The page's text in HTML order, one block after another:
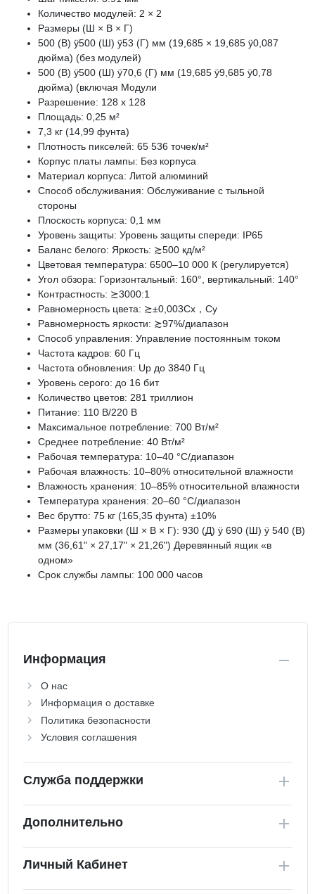
Количество модулей: 2 × 2
Размеры (Ш × В × Г)
500 (В) ÿ500 (Ш) ÿ53 (Г) мм (19,685 × 19,685 ÿ0,087
дюйма) (без модулей)
500 (В) ÿ500 (Ш) ÿ70,6 (Г) мм (19,685 ÿ9,685 ÿ0,78
дюйма) (включая Модули
Разрешение: 128 x 128
Площадь: 0,25 м²
7,3 кг (14,99 фунта)
Плотность пикселей: 65 536 точек/м²
Корпус платы лампы: Без корпуса
Материал корпуса: Литой алюминий
Способ обслуживания: Обслуживание с тыльной
стороны
Плоскость корпуса: 0,1 мм
Уровень защиты: Уровень защиты спереди: IP65
Баланс белого: Яркость: ≿500 кд/м²
Цветовая температура: 6500–10 000 К (регулируется)
Угол обзора: Горизонтальный: 160°, вертикальный: 140°
Контрастность: ≿3000:1
Равномерность цвета: ≿±0,003Cx，Cy
Равномерность яркости: ≿97%/диапазон
Способ управления: Управление постоянным током
Частота кадров: 60 Гц
Частота обновления: Up до 3840 Гц
Уровень серого: до 16 бит
Количество цветов: 281 триллион
Питание: 110 В/220 В
Максимальное потребление: 700 Вт/м²
Среднее потребление: 40 Вт/м²
Рабочая температура: 10–40 °C/диапазон
Рабочая влажность: 10–80% относительной влажности
Влажность хранения: 10–85% относительной влажности
Температура хранения: 20–60 °C/диапазон
Вес брутто: 75 кг (165,35 фунта) ±10%
Размеры упаковки (Ш × В × Г): 930 (Д) ÿ 690 (Ш) ÿ 540 ​​(В)
мм (36,61" × 27,17" × 21,26") Деревянный ящик «в
одном»
Срок службы лампы: 100 000 часов
Информация
О нас
Информация о доставке
Политика безопасности
Условия соглашения
Служба поддержки
Дополнительно
Личный Кабинет